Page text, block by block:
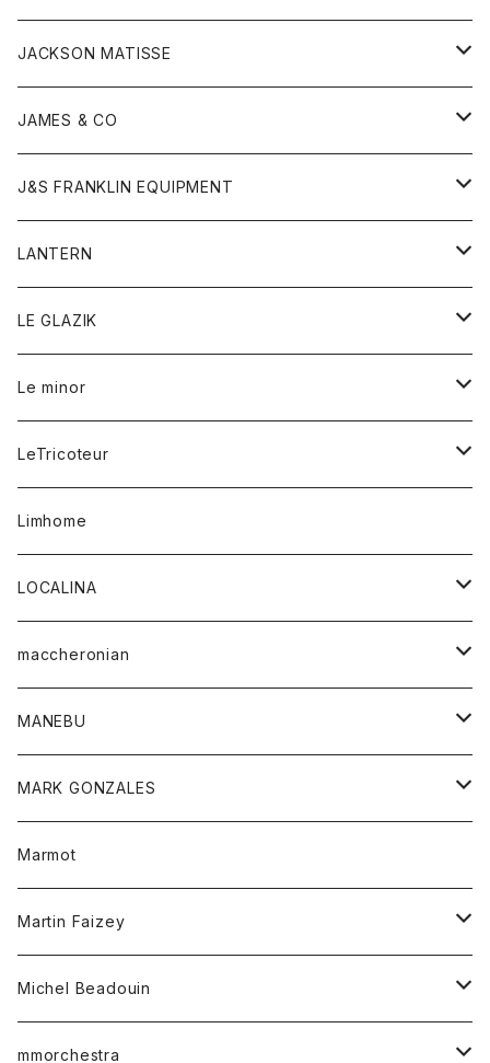
フリース
ストール
マフラー
リング
Tシャツ
グッズ
アンダーウェア
靴
バンダナ
トップス
カーディガン
ジャケット
タンクトップ
Tシャツ
ベスト
ポロシャツ
ロングスリーブTシャツ
ボトム
オーバーオール
ショートパンツ
レディース
アウター
カーディガン
セーター
チュニック
コート
Tシャツ
ロンパース
グッズ
靴
ストール
トップス
カットソー
シャツ
ボトム
オーバーオール
ショートパンツ
レディース
オーバーオール
シャツ
ワンピース
ワンピース
ワンピース
バック
キッズ
トレーナー
トップス
Gジャケット
スウェット
帽子
JACKSON MATISSE
Tシャツ
帽子
JAMES & CO
ボトム
J&S FRANKLIN EQUIPMENT
アウター
LANTERN
アウター
Tシャツ
LE GLAZIK
レディース
コート
シャツ
ワンピース
Tシャツ
Le minor
ボトム
スカート
パンツ
レディース
アウター
カットソー
トップス
シャツ
LeTricoteur
カーディガン
Limhome
LOCALINA
ロングスリーブテーシャツ
maccheronian
靴
MANEBU
靴
MARK GONZALES
トップス
Tシャツ
Marmot
Martin Faizey
ベルト
Michel Beadouin
トップス
mmorchestra